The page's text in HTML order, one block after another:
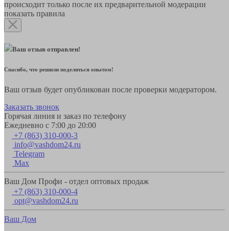
происходит только после их предварительной модерации
показать правила
Ваш отзыв отправлен!
Спасибо, что решили поделиться опытом!
Ваш отзыв будет опубликован после проверки модератором.
Заказать звонок
Горячая линия и заказ по телефону
Ежедневно с 7:00 до 20:00
+7 (863) 310-000-3
info@vashdom24.ru
Telegram
Max
Ваш Дом Профи - отдел оптовых продаж
+7 (863) 310-000-4
opt@vashdom24.ru
Ваш Дом